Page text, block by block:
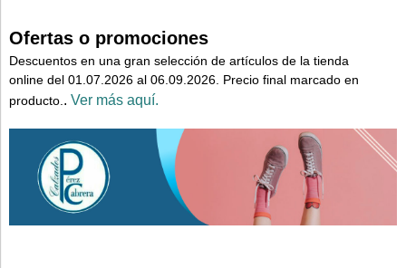
Ofertas o promociones
Descuentos en una gran selección de artículos de la tienda
online del 01.07.2026 al 06.09.2026. Precio final marcado en
producto. . Ver más aquí.